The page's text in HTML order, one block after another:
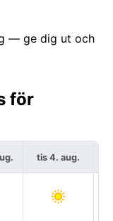
— ge dig ut och
för
tis 4. aug.